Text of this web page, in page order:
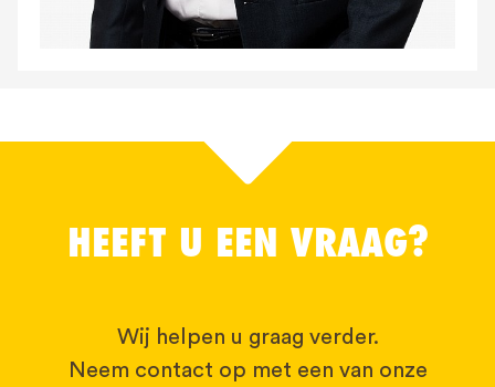
HEEFT U EEN VRAAG?
Wij helpen u graag verder.
Neem contact op met een van onze